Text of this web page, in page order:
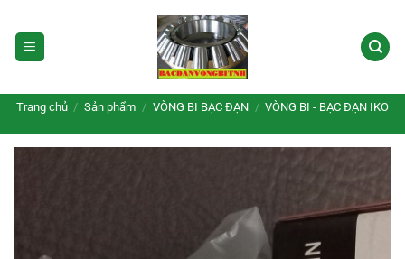
qua
nội
Trang chủ / Sản phẩm / VÒNG BI BẠC ĐẠN / VÒNG BI - BẠC ĐẠN IKO